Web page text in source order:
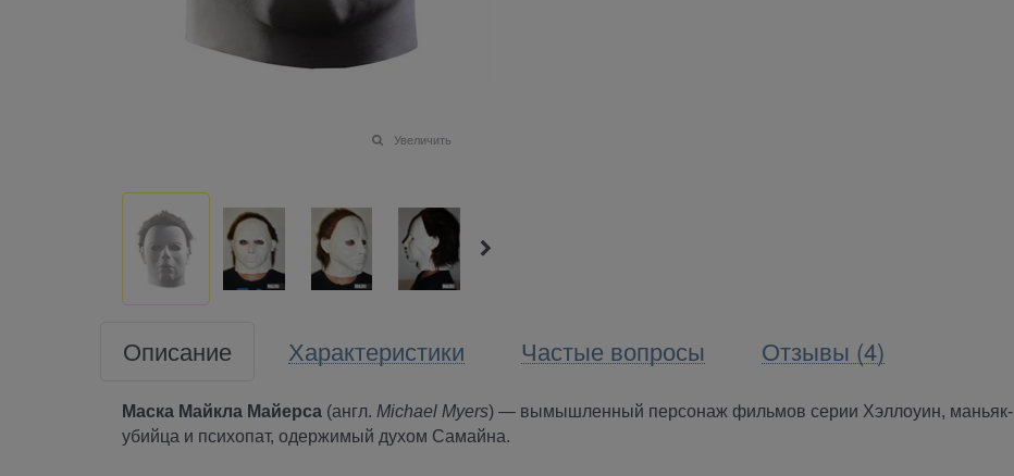
Увеличить
Описание Характеристики Частые вопросы Отзывы (4)
Маска Майкла Майерса (англ. Michael Myers) — вымышленный персонаж фильмов серии Хэллоуин, маньяк-
убийца и психопат, одержимый духом Самайна.